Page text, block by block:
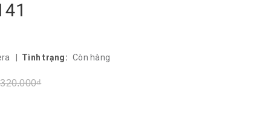
Tình trạng: Còn hàng